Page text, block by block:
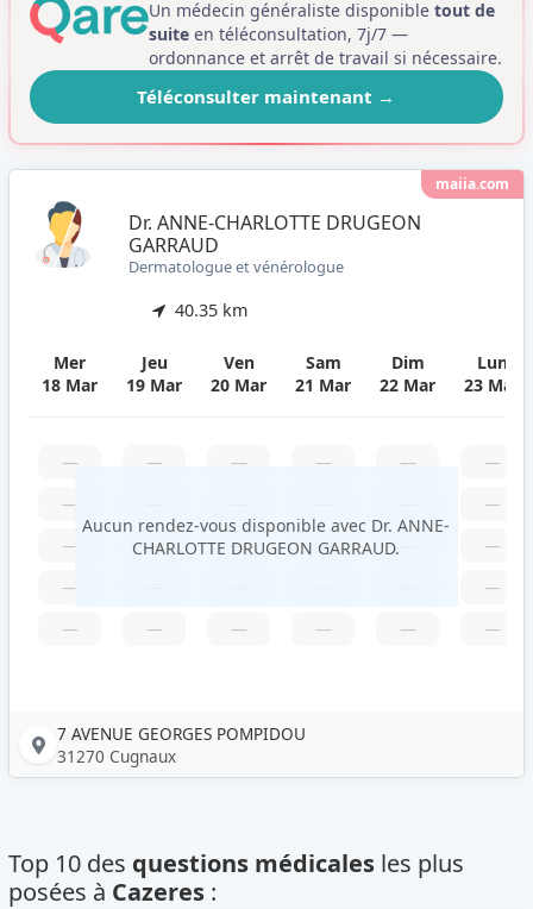
Un médecin généraliste disponibletout de
suite en téléconsultation, 7j/7 —
ordonnance et arrêt de travail si nécessaire.
Téléconsulter maintenant →
maiia.com
Dr. ANNE-CHARLOTTE DRUGEON
GARRAUD
Dermatologue et vénérologue
40.35 km
Mer
18 Mar
Jeu
19 Mar
Ven
20 Mar
Sam
21 Mar
Dim
22 Mar
Lun
23 Mar
—
—
—
—
—
—
—
—
—
—
—
—
—
—
—
—
—
—
—
—
—
Aucun rendez-vous disponible avec Dr. ANNE-
CHARLOTTE DRUGEON GARRAUD.
7 AVENUE GEORGES POMPIDOU
31270 Cugnaux
Top 10 des questions médicales les plus
posées à Cazeres :